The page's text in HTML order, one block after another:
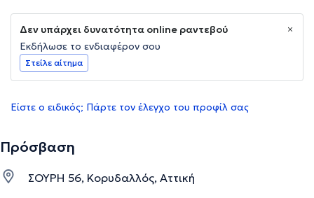
Δεν υπάρχει δυνατότητα online ραντεβού
Εκδήλωσε το ενδιαφέρον σου
Στείλε αίτημα
Είστε ο ειδικός; Πάρτε τον έλεγχο του προφίλ σας
Πρόσβαση
ΣΟΥΡΗ 56, Κορυδαλλός, Αττική